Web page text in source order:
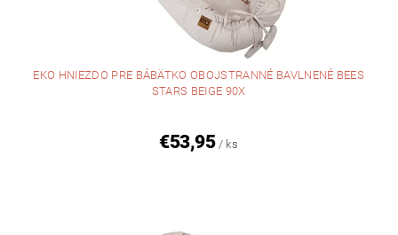
EKO HNIEZDO PRE BÁBÄTKO OBOJSTRANNÉ BAVLNENÉ BEES
STARS BEIGE 90X
€53,95 / ks